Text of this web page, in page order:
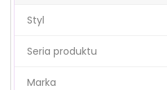
Styl
Seria produktu
Marka